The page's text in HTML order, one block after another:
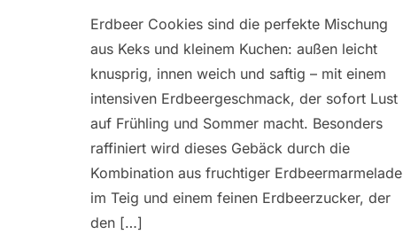
Erdbeer Cookies sind die perfekte Mischung
aus Keks und kleinem Kuchen: außen leicht
knusprig, innen weich und saftig – mit einem
intensiven Erdbeergeschmack, der sofort Lust
auf Frühling und Sommer macht. Besonders
raffiniert wird dieses Gebäck durch die
Kombination aus fruchtiger Erdbeermarmelade
im Teig und einem feinen Erdbeerzucker, der
den […]